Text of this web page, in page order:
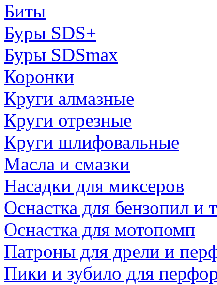
Биты
Буры SDS+
Буры SDSmax
Коронки
Круги алмазные
Круги отрезные
Круги шлифовальные
Масла и смазки
Насадки для миксеров
Оснастка для бензопил и
Оснастка для мотопомп
Патроны для дрели и
Пики и зубило для